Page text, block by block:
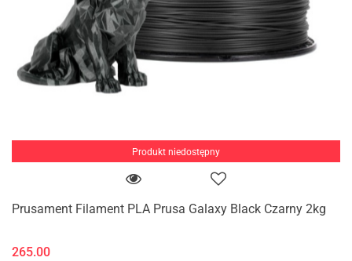
Produkt niedostępny
Prusament Filament PLA Prusa Galaxy Black Czarny 2kg
265.00